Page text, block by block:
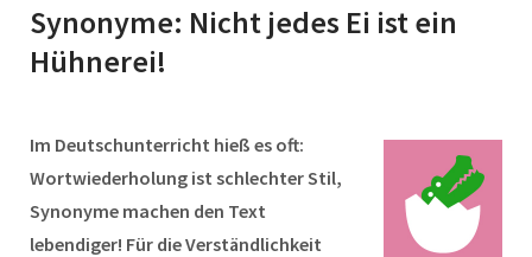
Synonyme: Nicht jedes Ei ist ein
Hühnerei!
Im Deutschunterricht hieß es oft:
Wortwiederholung ist schlechter Stil,
Synonyme machen den Text
lebendiger! Für die Verständlichkeit